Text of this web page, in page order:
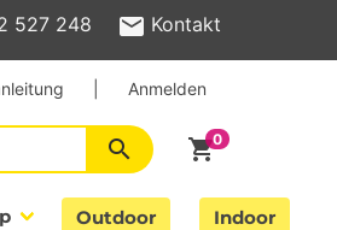
527 248 Kontakt
shopping_cart
search
Outdoor Indoor
Anmelden